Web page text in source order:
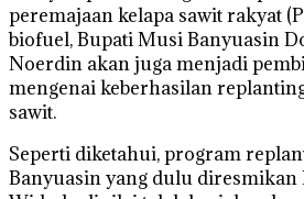
peremajaan kelapa sawit rakyat
biofuel, Bupati Musi Banyuasin
Noerdin akan juga menjadi
mengenai keberhasilan
sawit.
Seperti diketahui, program
Banyuasin yang dulu diresmikan